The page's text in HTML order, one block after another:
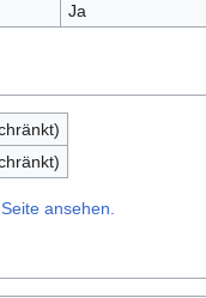
Ja
ansehen.